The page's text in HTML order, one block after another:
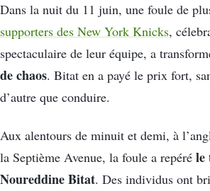
Dans la nuit du 11 juin, une foule de
supporters des New York Knicks,
spectaculaire de leur équipe, a
de chaos. Bitat en a payé le prix fort,
d’autre que conduire.
Aux alentours de minuit et demi, à
la Septième Avenue, la foule a repéré le
Noureddine Bitat. Des individus ont